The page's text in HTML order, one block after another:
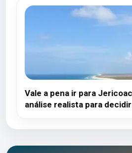
Vale a pena ir para
análise realista para